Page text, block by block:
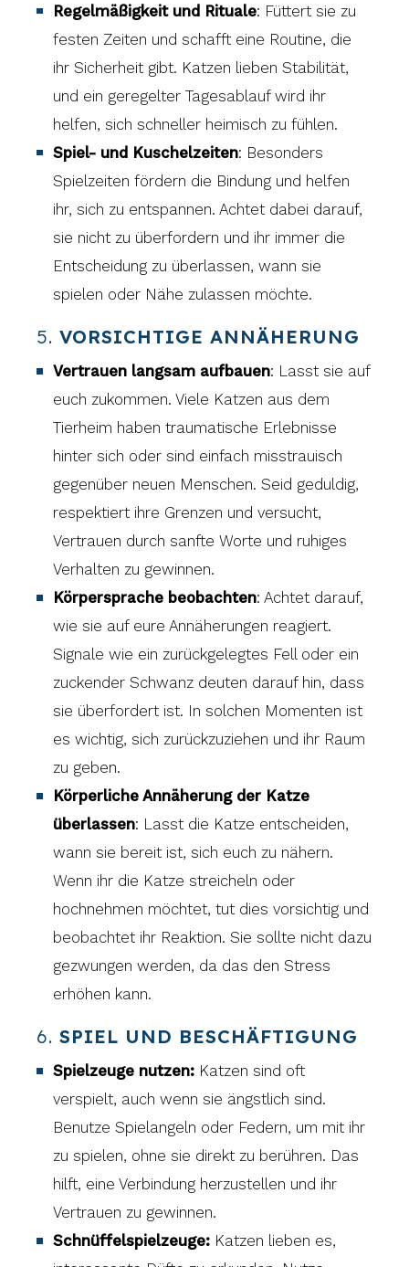
Regelmäßigkeit und Rituale: Füttert sie zu
festen Zeiten und schafft eine Routine, die
ihr Sicherheit gibt. Katzen lieben Stabilität,
und ein geregelter Tagesablauf wird ihr
helfen, sich schneller heimisch zu fühlen.
Spiel- und Kuschelzeiten: Besonders
Spielzeiten fördern die Bindung und helfen
ihr, sich zu entspannen. Achtet dabei darauf,
sie nicht zu überfordern und ihr immer die
Entscheidung zu überlassen, wann sie
spielen oder Nähe zulassen möchte.
5.VORSICHTIGE ANNÄHERUNG
Vertrauen langsam aufbauen: Lasst sie auf
euch zukommen. Viele Katzen aus dem
Tierheim haben traumatische Erlebnisse
hinter sich oder sind einfach misstrauisch
gegenüber neuen Menschen. Seid geduldig,
respektiert ihre Grenzen und versucht,
Vertrauen durch sanfte Worte und ruhiges
Verhalten zu gewinnen.
Körpersprache beobachten: Achtet darauf,
wie sie auf eure Annäherungen reagiert.
Signale wie ein zurückgelegtes Fell oder ein
zuckender Schwanz deuten darauf hin, dass
sie überfordert ist. In solchen Momenten ist
es wichtig, sich zurückzuziehen und ihr Raum
zu geben.
Körperliche Annäherung der Katze
überlassen: Lasst die Katze entscheiden,
wann sie bereit ist, sich euch zu nähern.
Wenn ihr die Katze streicheln oder
hochnehmen möchtet, tut dies vorsichtig und
beobachtet ihr Reaktion. Sie sollte nicht dazu
gezwungen werden, da das den Stress
erhöhen kann.
6.SPIEL UND BESCHÄFTIGUNG
Spielzeuge nutzen: Katzen sind oft
verspielt, auch wenn sie ängstlich sind.
Benutze Spielangeln oder Federn, um mit ihr
zu spielen, ohne sie direkt zu berühren. Das
hilft, eine Verbindung herzustellen und ihr
Vertrauen zu gewinnen.
Schnüffelspielzeuge: Katzen lieben es,